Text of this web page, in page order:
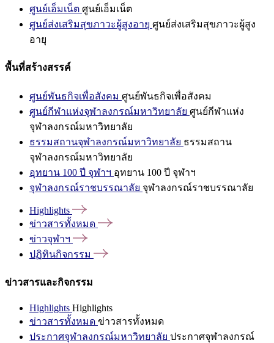
ศูนย์เอ็มเน็ต ศูนย์เอ็มเน็ต
ศูนย์ส่งเสริมสุขภาวะผู้สูงอายุ ศูนย์ส่งเสริมสุขภาวะผู้สูง
อายุ
พื้นที่สร้างสรรค์
ศูนย์พันธกิจเพื่อสังคม ศูนย์พันธกิจเพื่อสังคม
ศูนย์กีฬาแห่งจุฬาลงกรณ์มหาวิทยาลัย ศูนย์กีฬาแห่ง
จุฬาลงกรณ์มหาวิทยาลัย
ธรรมสถานจุฬาลงกรณ์มหาวิทยาลัย ธรรมสถาน
จุฬาลงกรณ์มหาวิทยาลัย
อุทยาน 100 ปี จุฬาฯ อุทยาน 100 ปี จุฬาฯ
จุฬาลงกรณ์ราชบรรณาลัย จุฬาลงกรณ์ราชบรรณาลัย
Highlights
ข่าวสารทั้งหมด
ข่าวจุฬาฯ
ปฏิทินกิจกรรม
ข่าวสารและกิจกรรม
Highlights Highlights
ข่าวสารทั้งหมด ข่าวสารทั้งหมด
ประกาศจุฬาลงกรณ์มหาวิทยาลัย ประกาศจุฬาลงกรณ์